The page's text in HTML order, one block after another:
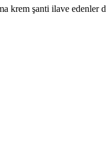
krem şanti ilave